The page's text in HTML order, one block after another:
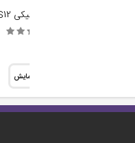
سازه پلاستیکی S12
نمایش